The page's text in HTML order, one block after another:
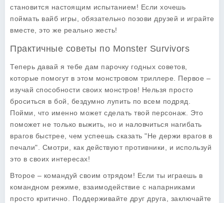
становится настоящим испытанием! Если хочешь
поймать вайб игры, обязательно позови друзей и играйте
вместе, это же реально жесть!
Практичные советы по Monster Survivors
Теперь давай я тебе дам парочку годных советов,
которые помогут в этом монстровом триллере. Первое –
изучай способности своих монстров! Нельзя просто
броситься в бой, бездумно лупить по всем подряд.
Пойми, что именно может сделать твой персонаж. Это
поможет не только выжить, но и наловчиться нагибать
врагов быстрее, чем успеешь сказать "Не держи врагов в
печали". Смотри, как действуют противники, и используй
это в своих интересах!
Второе – командуй своим отрядом! Если ты играешь в
командном режиме, взаимодействие с напарниками
просто критично. Поддерживайте друг друга, заключайте